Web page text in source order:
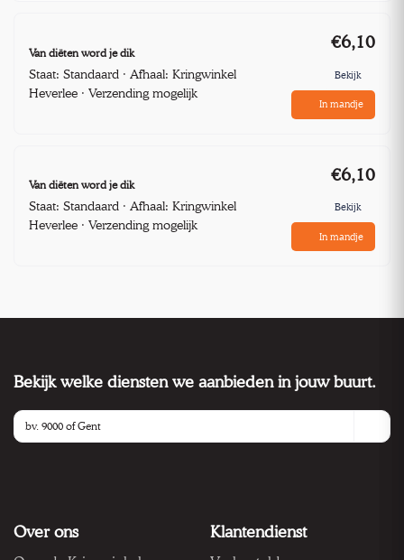
Van diëten word je dik
Staat: Standaard · Afhaal: Kringwinkel
Heverlee · Verzending mogelijk
€6,10
Bekijk
In mandje
Van diëten word je dik
Staat: Standaard · Afhaal: Kringwinkel
Heverlee · Verzending mogelijk
€6,10
Bekijk
In mandje
Bekijk welke diensten we aanbieden in jouw buurt.
Over ons Klantendienst